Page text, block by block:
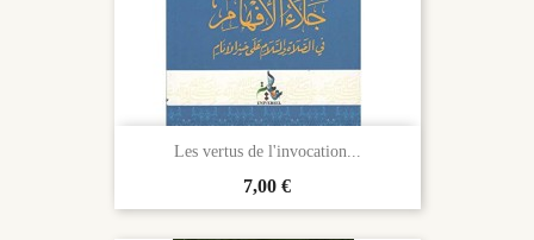
Les vertus de l'invocation...
Prix
7,00 €